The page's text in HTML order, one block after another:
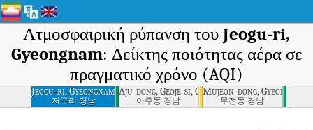
Ατμοσφαιρική ρύπανση του Jeogu-ri,
Gyeongnam: Δείκτης ποιότητας αέρα σε
πραγματικό χρόνο (AQI)
Jeogu-ri, Gyeongnam
저구리 경남
Aju-dong, Geoje-si, Gyeongnam
아주동 경남
Mujeon-dong, Gyeongnam
무전동 경남